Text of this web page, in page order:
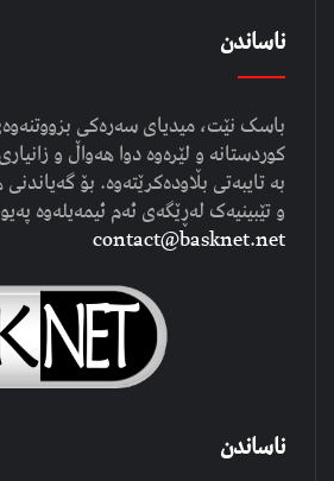
ناساندن
باسک نێت، میدیای سەرەکی
کوردستانە و لێرەوە دوا هەواڵ و
بە تایبەتی بڵاودەکرێتەوە. بۆ
و تێبینیەک لەڕێگەی ئەم ئیمەیلەوە
contact@basknet.net
ناساندن